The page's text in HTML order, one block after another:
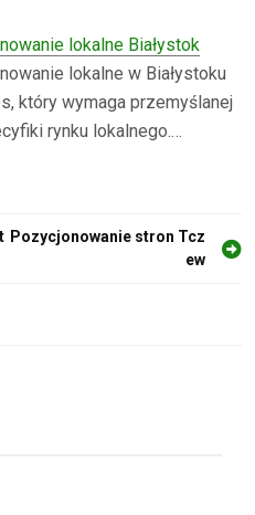
lokalne Białystok
lokalne w Białystoku
który wymaga przemyślanej
rynku lokalnego.…
Pozycjonowanie stron Tcz
ew